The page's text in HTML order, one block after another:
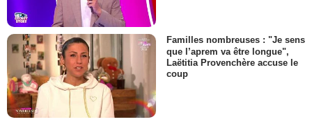
Familles nombreuses : "Je sens
que l’aprem va être longue",
Laëtitia Provenchère accuse le
coup